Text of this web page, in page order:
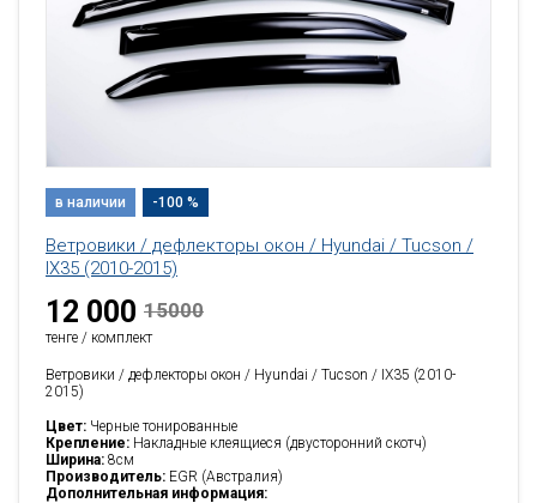
в наличии -100 %
Ветровики / дефлекторы окон / Hyundai / Tucson /
IX35 (2010-2015)
12 000 15000
тенге / комплект
Ветровики / дефлекторы окон / Hyundai / Tucson / IX35 (2010-
2015)
Цвет: Черные тонированные
Крепление: Накладные клеящиеся (двусторонний скотч)
Ширина: 8см
Производитель: EGR (Австралия)
Дополнительная информация: